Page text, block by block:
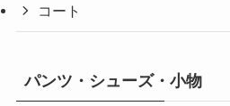
コート
パンツ・シューズ・小物